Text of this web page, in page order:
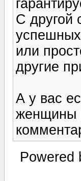
С другой
или
другие
А у вас
женщины
Powered